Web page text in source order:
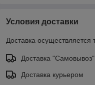
Условия доставки
Доставка осуществляется
Доставка "Самовывоз"
Доставка курьером